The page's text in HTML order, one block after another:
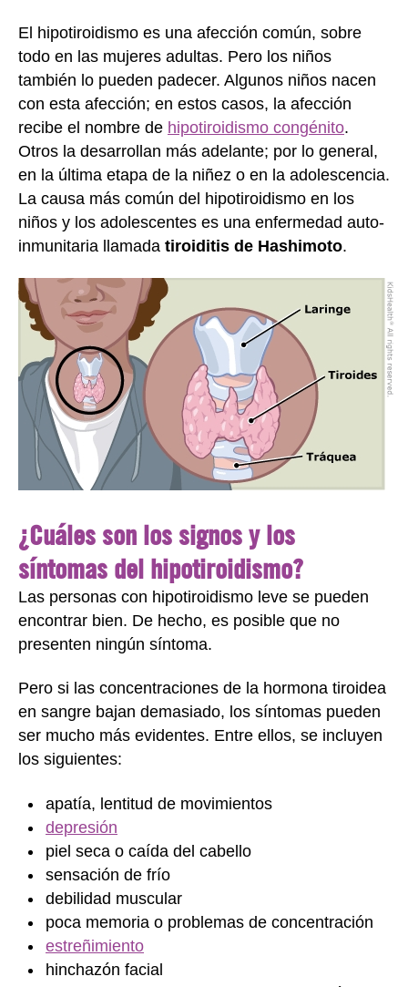
El hipotiroidismo es una afección común, sobre
todo en las mujeres adultas. Pero los niños
también lo pueden padecer. Algunos niños nacen
con esta afección; en estos casos, la afección
recibe el nombre de hipotiroidismo congénito.
Otros la desarrollan más adelante; por lo general,
en la última etapa de la niñez o en la adolescencia.
La causa más común del hipotiroidismo en los
niños y los adolescentes es una enfermedad auto-
inmunitaria llamada tiroiditis de Hashimoto.
¿Cuáles son los signos y los
síntomas del hipotiroidismo?
Las personas con hipotiroidismo leve se pueden
encontrar bien. De hecho, es posible que no
presenten ningún síntoma.
Pero si las concentraciones de la hormona tiroidea
en sangre bajan demasiado, los síntomas pueden
ser mucho más evidentes. Entre ellos, se incluyen
los siguientes:
apatía, lentitud de movimientos
depresión
piel seca o caída del cabello
sensación de frío
debilidad muscular
poca memoria o problemas de concentración
estreñimiento
hinchazón facial